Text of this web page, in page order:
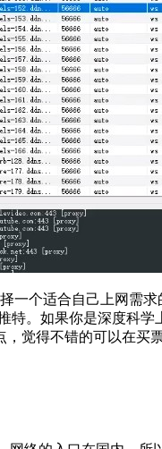
一个适合自己上网需
特。如果你是深度科
觉得不错的可以在买票